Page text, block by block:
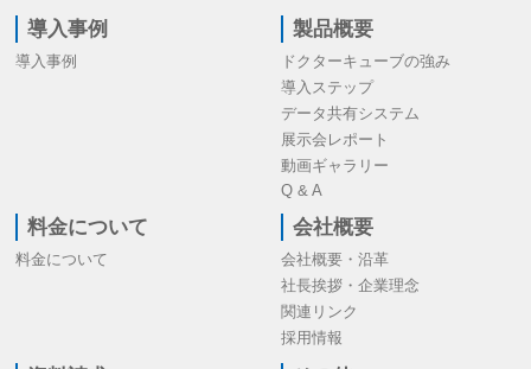
導入事例
導入事例
製品概要
ドクターキューブの強み
導入ステップ
データ共有システム
展示会レポート
動画ギャラリー
Q & A
料金について
料金について
会社概要
会社概要・沿革
社長挨拶・企業理念
関連リンク
採用情報